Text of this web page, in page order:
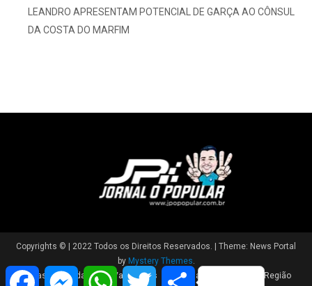
LEANDRO APRESENTAM POTENCIAL DE GARÇA AO CÔNSUL
DA COSTA DO MARFIM
Copyrights © | 2022 Todos os Direitos Reservados.
Theme: News Portal
by Mystery Themes.
Brasil
Cidade Variedades Polícia
Região
FacebookMessengerWhatsAppTwitter Share